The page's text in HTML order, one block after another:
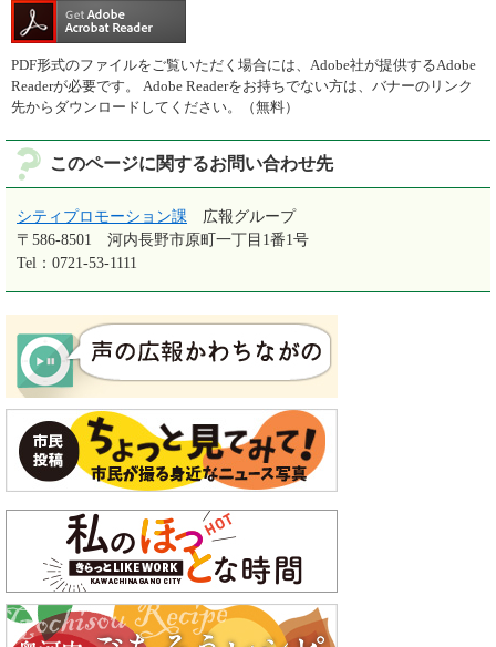
PDF形式のファイルをご覧いただく場合には、Adobe社が提供するAdobe
Readerが必要です。
Adobe Readerをお持ちでない方は、バナーのリンク
先からダウンロードしてください。（無料）
このページに関するお問い合わせ先
シティプロモーション課
広報グループ
〒586-8501
河内長野市原町一丁目1番1号
Tel：0721-53-1111